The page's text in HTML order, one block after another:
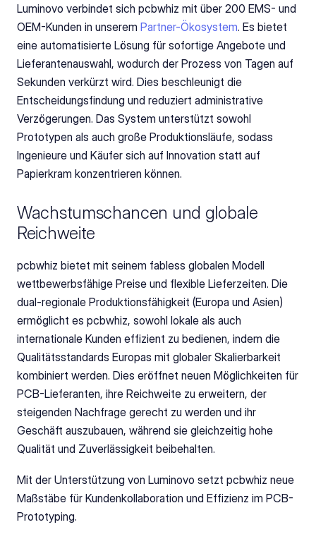
Luminovo verbindet sich pcbwhiz mit über 200 EMS- und
OEM-Kunden in unserem Partner-Ökosystem. Es bietet
eine automatisierte Lösung für sofortige Angebote und
Lieferantenauswahl, wodurch der Prozess von Tagen auf
Sekunden verkürzt wird. Dies beschleunigt die
Entscheidungsfindung und reduziert administrative
Verzögerungen. Das System unterstützt sowohl
Prototypen als auch große Produktionsläufe, sodass
Ingenieure und Käufer sich auf Innovation statt auf
Papierkram konzentrieren können.
Wachstumschancen und globale
Reichweite
pcbwhiz bietet mit seinem fabless globalen Modell
wettbewerbsfähige Preise und flexible Lieferzeiten. Die
dual-regionale Produktionsfähigkeit (Europa und Asien)
ermöglicht es pcbwhiz, sowohl lokale als auch
internationale Kunden effizient zu bedienen, indem die
Qualitätsstandards Europas mit globaler Skalierbarkeit
kombiniert werden. Dies eröffnet neuen Möglichkeiten für
PCB-Lieferanten, ihre Reichweite zu erweitern, der
steigenden Nachfrage gerecht zu werden und ihr
Geschäft auszubauen, während sie gleichzeitig hohe
Qualität und Zuverlässigkeit beibehalten.
Mit der Unterstützung von Luminovo setzt pcbwhiz neue
Maßstäbe für Kundenkollaboration und Effizienz im PCB-
Prototyping.